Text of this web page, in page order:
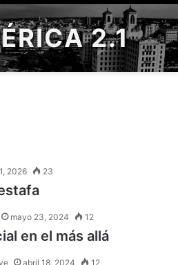
2.1
2026 23
mayo 23, 2024 12
en el más allá
abril 18, 2024 12